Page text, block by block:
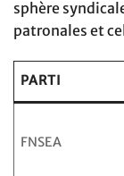
sphère
patronales et
PARTI
FNSEA